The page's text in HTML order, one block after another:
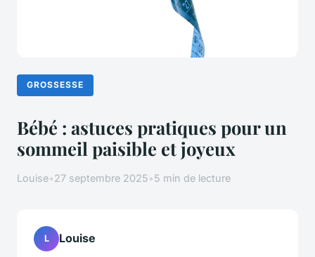
GROSSESSE
Bébé : astuces pratiques pour un
sommeil paisible et joyeux
Louise•27 septembre 2025•5 min de lecture
L Louise